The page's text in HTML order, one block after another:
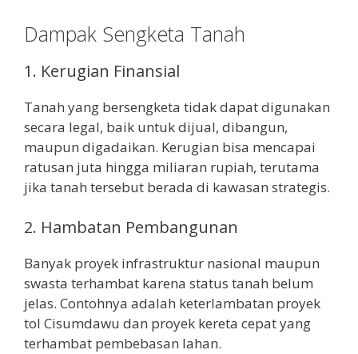
Dampak Sengketa Tanah
1. Kerugian Finansial
Tanah yang bersengketa tidak dapat digunakan
secara legal, baik untuk dijual, dibangun,
maupun digadaikan. Kerugian bisa mencapai
ratusan juta hingga miliaran rupiah, terutama
jika tanah tersebut berada di kawasan strategis.
2. Hambatan Pembangunan
Banyak proyek infrastruktur nasional maupun
swasta terhambat karena status tanah belum
jelas. Contohnya adalah keterlambatan proyek
tol Cisumdawu dan proyek kereta cepat yang
terhambat pembebasan lahan.